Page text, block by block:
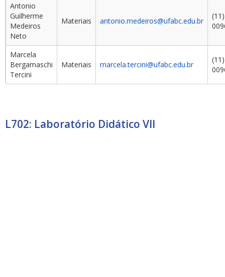
Antonio
Guilherme
Medeiros
Neto
Materiais antonio.medeiros@ufabc.edu.br
Marcela
Bergamaschi
Tercini
Materiais marcela.tercini@ufabc.edu.br
L702: Laboratório Didático VII